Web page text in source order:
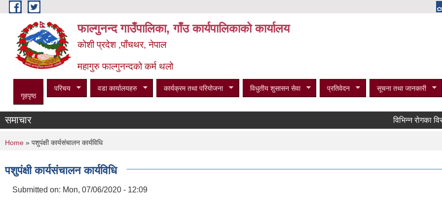
Skip to main content
फाल्गुनन्द गाउँपालिका, गाँउ कार्यपालिकाको कार्यालय
कोशी प्रदेश ,पाँचथर, नेपाल
महागुरु फाल्गुनन्दको कर्म थलो
गृहपृष्ठ
परिचय वडा कार्यालयहरु कार्यक्रम तथा परियोजना विधुतीय शुसासन सेवा प्रतिवेदन सूचना तथा जानकारी
समाचार विभिन्न रोगका
You are here
Home » पशुपंक्षी कार्यसंचालन कार्यविधि
पशुपंक्षी कार्यसंचालन कार्यविधि
Submitted on: Mon, 07/06/2020 - 12:09